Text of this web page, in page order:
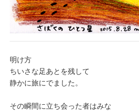
明け方
ちいさな足あとを残して
静かに旅にでました。
その瞬間に立ち会った者はみな